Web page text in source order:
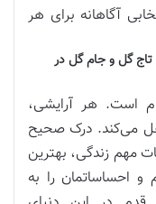
آگاهانه برای هر
تاج گل و جام گل در
است. هر آرایشی،
می‌کند. درک صحیح
مهم زندگی، بهترین
و احساساتمان را به